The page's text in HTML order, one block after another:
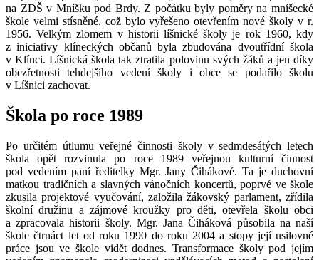
na ZDŠ v Mníšku pod Brdy. Z počátku byly poměry na mníšecké
škole velmi stísněné, což bylo vyřešeno otevřením nové školy v r.
1956. Velkým zlomem v historii líšnické školy je rok 1960, kdy
z iniciativy klíneckých občanů byla zbudována dvoutřídní škola
v Klínci. Líšnická škola tak ztratila polovinu svých žáků a jen díky
obezřetnosti tehdejšího vedení školy i obce se podařilo školu
v Líšnici zachovat.
Škola po roce 1989
Po určitém útlumu veřejné činnosti školy v sedmdesátých letech
škola opět rozvinula po roce 1989 veřejnou kulturní činnost
pod vedením paní ředitelky Mgr. Jany Čihákové. Ta je duchovní
matkou tradičních a slavných vánočních koncertů, poprvé ve škole
zkusila projektové vyučování, založila žákovský parlament, zřídila
školní družinu a zájmové kroužky pro děti, otevřela školu obci
a zpracovala historii školy. Mgr. Jana Čiháková působila na naší
škole čtrnáct let od roku 1990 do roku 2004 a stopy její usilovné
práce jsou ve škole vidět dodnes. Transformace školy pod jejím